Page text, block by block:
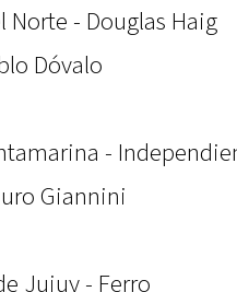
Norte - Douglas Haig
Dóvalo
-
Giannini
Jujuy - Ferro